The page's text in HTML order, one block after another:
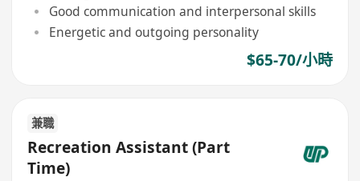
Good communication and interpersonal skills
Energetic and outgoing personality
$65-70/小時
兼職
Recreation Assistant (Part
Time)